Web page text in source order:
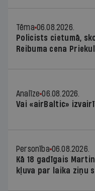
Tēma 06.08.2026.
Policists cietumā,
Reibuma cena
Analīze 06.08.2026.
Vai «airBaltic»
Personība 06.08.2026.
Kā 18 gadīgais
kļuva par laika ziņu